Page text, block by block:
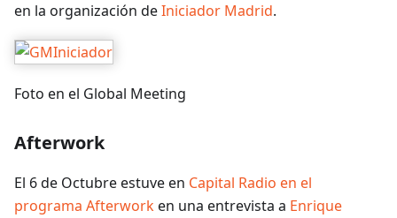
en la organización deIniciador Madrid.
Foto en el Global Meeting
Afterwork
El 6 de Octubre estuve en Capital Radio en el
programa Afterworken una entrevista a Enrique